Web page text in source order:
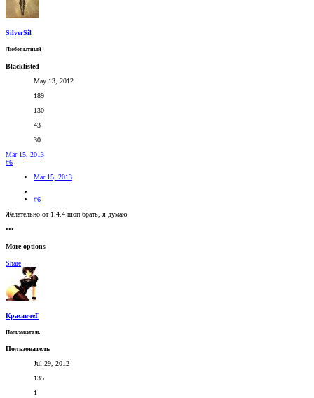
SilverSil
Любопытный
Blacklisted
May 13, 2012
189
130
43
30
Mar 15, 2013
#6
Mar 15, 2013
#6
Желательно от 1.4.4 шоп брать, я думаю
•••
More options
Share
КрасавчеГ
Пользователь
Пользователь
Jul 29, 2012
135
1